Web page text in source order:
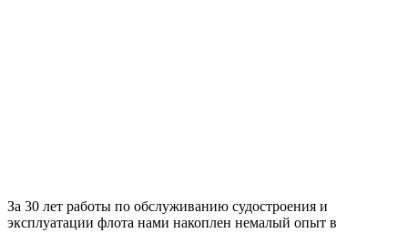
За 30 лет работы по обслуживанию судостроения и
эксплуатации флота нами накоплен немалый опыт в